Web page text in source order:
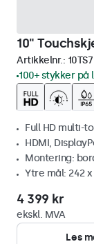
10"
Artikkelnr.: 10TS7
100+ stykker på
Full HD multi-
HDMI,
Montering:
Ytre mål: 242
4 399 kr
ekskl. MVA
Les